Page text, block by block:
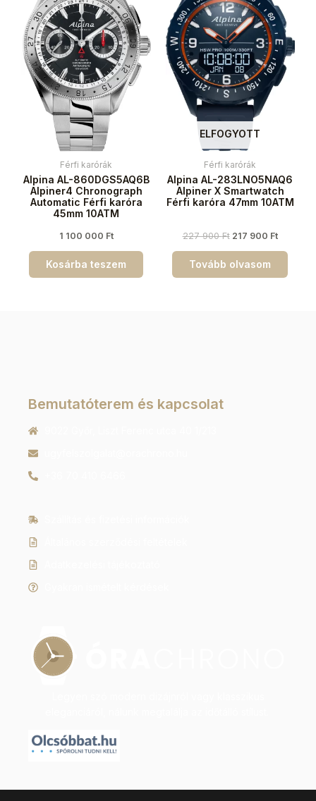
Férfi karórák
Alpina AL-860DGS5AQ6B
Alpiner4 Chronograph
Automatic Férfi karóra
45mm 10ATM
1 100 000 Ft
Kosárba teszem
ELFOGYOTT
Férfi karórák
Alpina AL-283LNO5NAQ6
Alpiner X Smartwatch
Férfi karóra 47mm 10ATM
227 900Ft 217 900 Ft
Tovább olvasom
Bemutatóterem és kapcsolat